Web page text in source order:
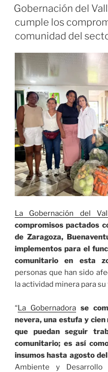
de
de
EL
Gobernación del
cumple los
comunidad del
La Gobernación del
compromisos pactados
de Zaragoza,
implementos para el
comunitario en esta
personas que han sido
la actividad minera para
“La Gobernadora se
nevera, una estufa y
que puedan seguir
comunitario; es así
insumos hasta agosto
Ambiente y Desarrollo